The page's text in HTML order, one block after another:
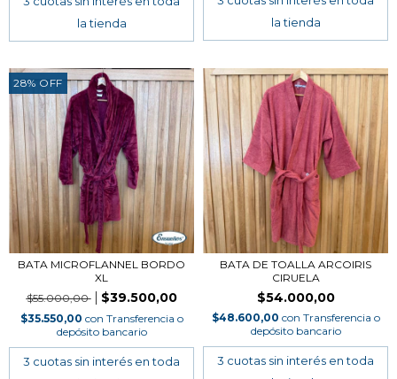
28% OFF
BATA MICROFLANNEL BORDO
XL
$55.000,00
$39.500,00
$35.550,00 con Transferencia o
depósito bancario
BATA DE TOALLA ARCOIRIS
CIRUELA
$54.000,00
$48.600,00 con Transferencia o
depósito bancario